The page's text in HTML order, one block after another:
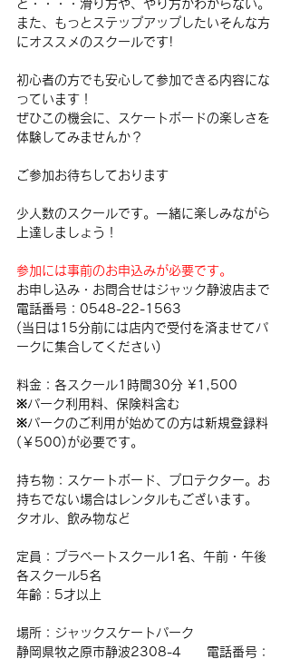
ど・・・・滑り方や、やり方がわからない。
また、もっとステップアップしたいそんな方
にオススメのスクールです!
初心者の方でも安心して参加できる内容にな
っています！
ぜひこの機会に、スケートボードの楽しさを
体験してみませんか？
ご参加お待ちしております
少人数のスクールです。一緒に楽しみながら
上達しましょう！
参加には事前のお申込みが必要です。
お申し込み・お問合せはジャック静波店まで
電話番号：0548-22-1563
(当日は15分前には店内で受付を済ませてパ
ークに集合してください)
料金：各スクール1時間30分 ¥1,500
※パーク利用料、保険料含む
※パークのご利用が始めての方は新規登録料
(￥500)が必要です。
持ち物：スケートボード、プロテクター。お
持ちでない場合はレンタルもございます。
タオル、飲み物など
定員：プラベートスクール1名、午前・午後
各スクール5名
年齢：5才以上
場所：ジャックスケートパーク
静岡県牧之原市静波2308-4　　電話番号：